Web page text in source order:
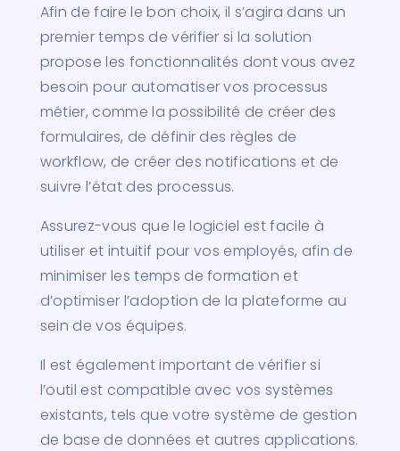
Afin de faire le bon choix, il s’agira dans un
premier temps de vérifier si la solution
propose les fonctionnalités dont vous avez
besoin pour automatiser vos processus
métier, comme la possibilité de créer des
formulaires, de définir des règles de
workflow, de créer des notifications et de
suivre l’état des processus.
Assurez-vous que le logiciel est facile à
utiliser et intuitif pour vos employés, afin de
minimiser les temps de formation et
d’optimiser l’adoption de la plateforme au
sein de vos équipes.
Il est également important de vérifier si
l’outil est compatible avec vos systèmes
existants, tels que votre système de gestion
de base de données et autres applications.